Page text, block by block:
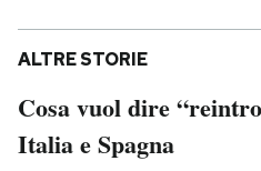
ALTRE STORIE
Cosa vuol dire
Italia e Spagna